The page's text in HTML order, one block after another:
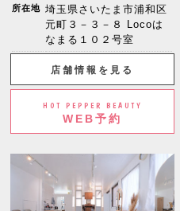
所在地 埼玉県さいたま市浦和区
元町３－３－８ Locoは
なまる１０２号室
店舗情報を見る
HOT PEPPER BEAUTY
WEB予約